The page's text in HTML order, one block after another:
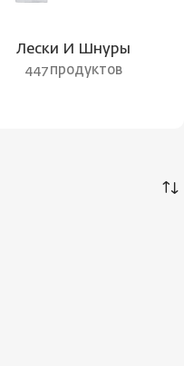
Лески И Шнуры
447 продуктов